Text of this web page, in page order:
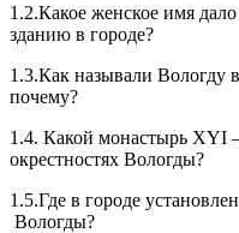
1.2.Какое женское имя
зданию в городе?
1.3.Как называли Вологду
почему?
1.4. Какой монастырь XYI
окрестностях Вологды?
1.5.Где в городе
Вологды?